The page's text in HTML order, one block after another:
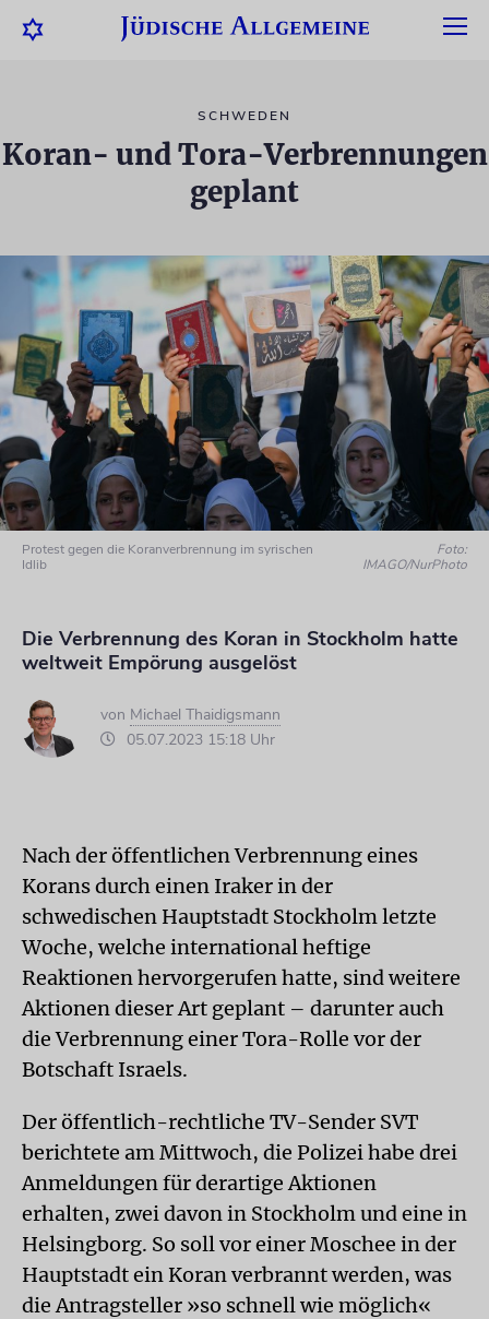
SCHWEDEN
Koran- und Tora-Verbrennungen
geplant
Protest gegen die Koranverbrennung im syrischen
Idlib
Foto:
IMAGO/NurPhoto
Die Verbrennung des Koran in Stockholm hatte
weltweit Empörung ausgelöst
von Michael Thaidigsmann
05.07.2023 15:18 Uhr
Nach der öffentlichen Verbrennung eines
Korans durch einen Iraker in der
schwedischen Hauptstadt Stockholm letzte
Woche, welche international heftige
Reaktionen hervorgerufen hatte, sind weitere
Aktionen dieser Art geplant – darunter auch
die Verbrennung einer Tora-Rolle vor der
Botschaft Israels.
Der öffentlich-rechtliche TV-Sender SVT
berichtete am Mittwoch, die Polizei habe drei
Anmeldungen für derartige Aktionen
erhalten, zwei davon in Stockholm und eine in
Helsingborg. So soll vor einer Moschee in der
Hauptstadt ein Koran verbrannt werden, was
die Antragsteller »so schnell wie möglich«